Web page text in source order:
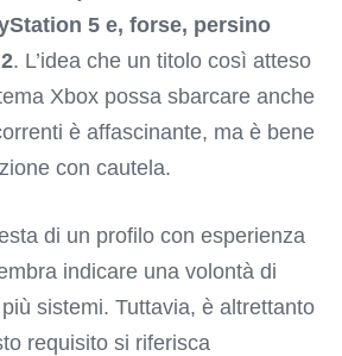
5 e, forse, persino
. L’idea che un titolo così atteso
Xbox possa sbarcare anche
è affascinante, ma è bene
con cautela.
di un profilo con esperienza
indicare una volontà di
sistemi. Tuttavia, è altrettanto
requisito si riferisca